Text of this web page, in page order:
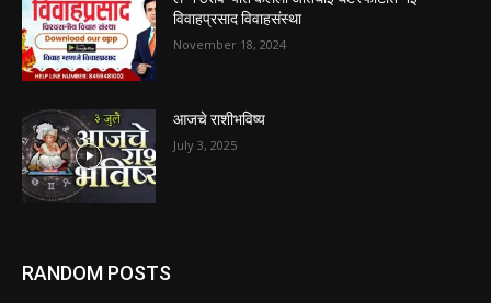
विवाहप्रसाद विवाहसंस्था
November 18, 2024
आजचे राशीभविष्य
July 3, 2025
RANDOM POSTS